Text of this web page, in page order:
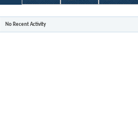
No Recent Activity